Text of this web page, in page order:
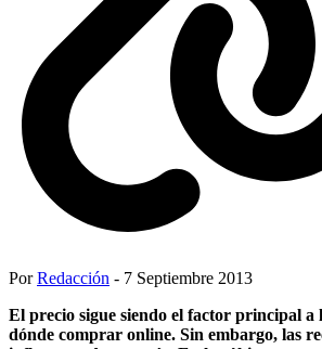
PorRedacción - 7 Septiembre 2013
El precio sigue siendo el factor principal a
dónde comprar online. Sin embargo, las